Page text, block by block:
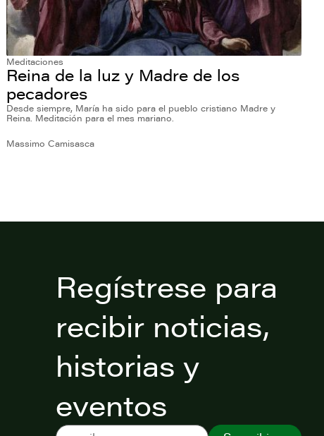
Meditaciones
Reina de la luz y Madre de los
pecadores
Desde siempre, María ha sido para el pueblo cristiano Madre y
Reina. Meditación para el mes mariano.
Massimo Camisasca
Regístrese para
recibir noticias,
historias y
eventos